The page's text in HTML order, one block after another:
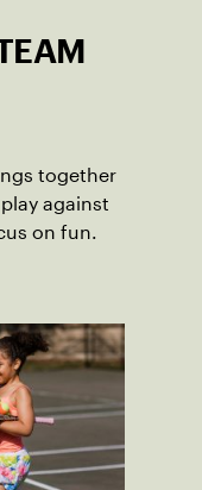
together
against
on fun.